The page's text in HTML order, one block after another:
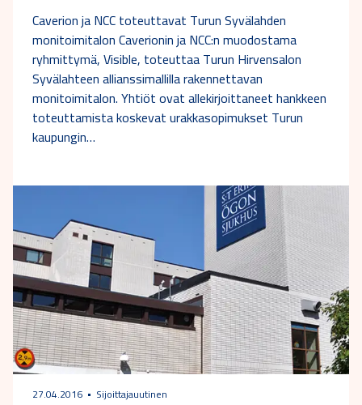
Caverion ja NCC toteuttavat Turun Syvälahden
monitoimitalon Caverionin ja NCC:n muodostama
ryhmittymä, Visible, toteuttaa Turun Hirvensalon
Syvälahteen allianssimallilla rakennettavan
monitoimitalon. Yhtiöt ovat allekirjoittaneet hankkeen
toteuttamista koskevat urakkasopimukset Turun
kaupungin…
27.04.2016 Sijoittajauutinen